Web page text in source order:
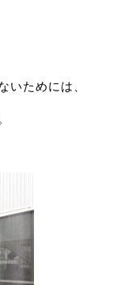
いためには、